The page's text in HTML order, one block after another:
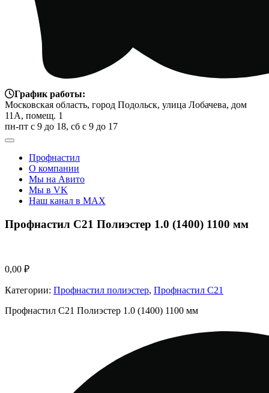
График работы:
Московская область, город Подольск, улица Лобачева, дом
11А, помещ. 1
пн-пт с 9 до 18, сб с 9 до 17
Профнастил
О компании
Мы на Авито
Мы в VK
Наш канал в MAX
Профнастил С21 Полиэстер 1.0 (1400) 1100 мм
0,00 ₽
Категории: Профнастил полиэстер, Профнастил С21
Профнастил С21 Полиэстер 1.0 (1400) 1100 мм